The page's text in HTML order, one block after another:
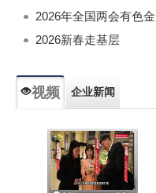
2026年全国两会有色
2026新春走基层
视频 企业新闻